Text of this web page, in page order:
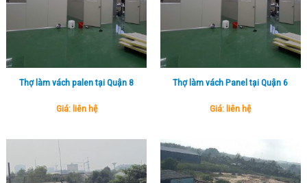
Thợ làm vách palen tại Quận 8
Giá: liên hệ
Thợ làm vách Panel tại Quận 6
Giá: liên hệ